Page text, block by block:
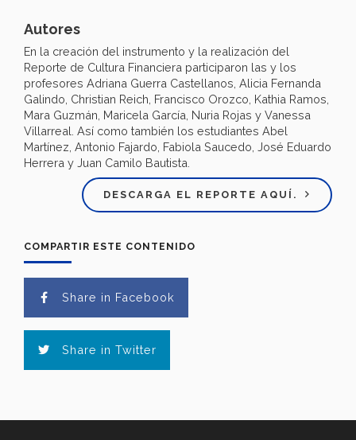
Autores
En la creación del instrumento y la realización del
Reporte de Cultura Financiera participaron las y los
profesores Adriana Guerra Castellanos, Alicia Fernanda
Galindo, Christian Reich, Francisco Orozco, Kathia Ramos,
Mara Guzmán, Maricela García, Nuria Rojas y Vanessa
Villarreal. Así como también los estudiantes Abel
Martínez, Antonio Fajardo, Fabiola Saucedo, José Eduardo
Herrera y Juan Camilo Bautista.
DESCARGA EL REPORTE AQUÍ.
COMPARTIR ESTE CONTENIDO
Share in Facebook
Share in Twitter